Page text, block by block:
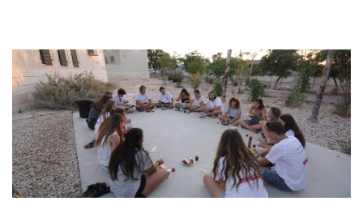
רבין –
בוטל
פרטים
בפוסט
נובמבר 5,
2016
משותפים
אוקטובר 15,
2016
אקטיביסטים
מעוררי
השראה
שגם
צועדים –
כדאי
להכיר!
2016
אוקטובר 8,
2016